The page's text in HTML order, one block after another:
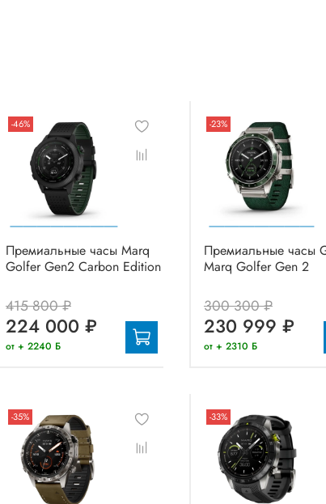
-46%
Премиальные часы Marq
Golfer Gen2 Carbon Edition
415 800 ₽
224 000 ₽
от + 2240 Б
-23%
Премиальные часы
Marq Golfer Gen 2
300 300 ₽
230 999 ₽
от + 2310 Б
-35% -33%